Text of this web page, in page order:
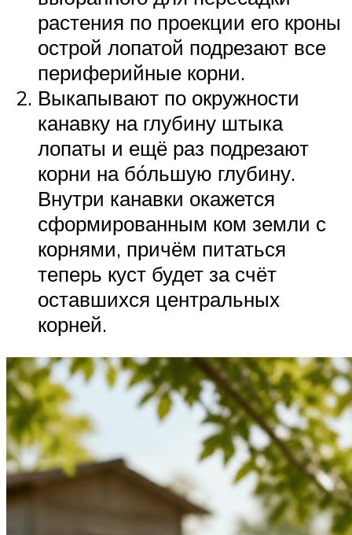
растения по проекции его кроны
острой лопатой подрезают все
периферийные корни.
Выкапывают по окружности
канавку на глубину штыка
лопаты и ещё раз подрезают
корни на бо́льшую глубину.
Внутри канавки окажется
сформированным ком земли с
корнями, причём питаться
теперь куст будет за счёт
оставшихся центральных
корней.